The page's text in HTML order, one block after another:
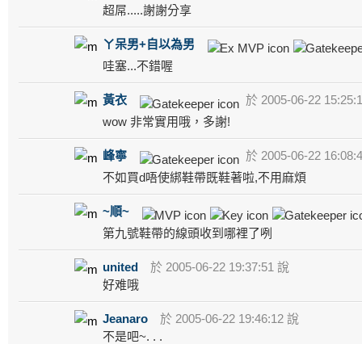
超屌.....謝謝分享
ㄚ呆男+自以為男
哇塞...不錯喔
黃衣
於 2005-06-22
wow 非常實用哦，多謝!
峰寧
於 2005-06-22
不如買d唔使綁鞋帶既鞋著啦,不用麻煩
~順~
第九號鞋帶的線頭收到哪裡了咧
united
於 2005-06-22 19:37:51 說
好难哦
Jeanaro
於 2005-06-22 19:46:12 說
不是吧~. . .